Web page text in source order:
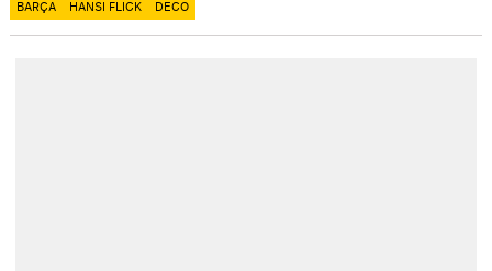
BARÇA HANSI FLICK DECO